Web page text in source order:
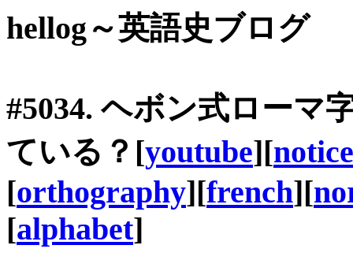
hellog～英語史ブログ
#5034. ヘボン式ローマ
ている？[youtube][notice
[orthography][french][
[alphabet]